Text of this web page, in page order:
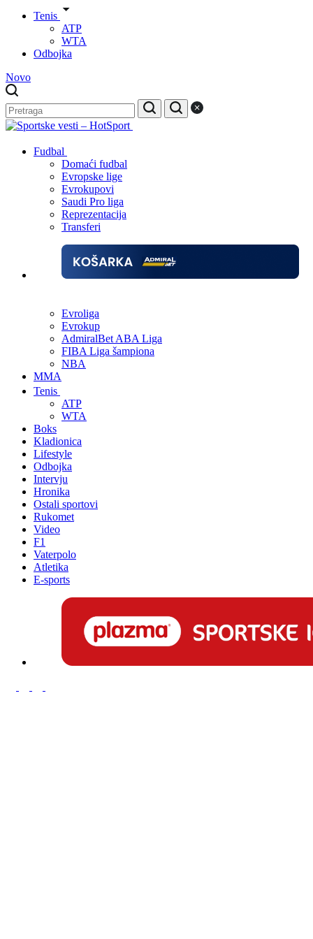
Tenis
ATP
WTA
Odbojka
Novo
Fudbal
Domaći fudbal
Evropske lige
Evrokupovi
Saudi Pro liga
Reprezentacija
Transferi
Evroliga
Evrokup
AdmiralBet ABA Liga
FIBA Liga šampiona
NBA
MMA
Tenis
ATP
WTA
Boks
Kladionica
Lifestyle
Odbojka
Intervju
Hronika
Ostali sportovi
Rukomet
Video
F1
Vaterpolo
Atletika
E-sports